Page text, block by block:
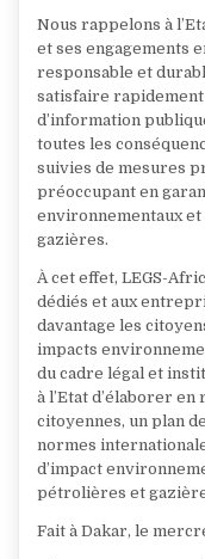
Nous rappelons à
et ses engagements
responsable et
satisfaire
d’information
toutes les
suivies de mesures
préoccupant en
environnementaux
gazières.
À cet effet, LEGS-
dédiés et aux
davantage les
impacts
du cadre légal et
à l’Etat d’élaborer
citoyennes, un plan
normes
d’impact
pétrolières et
Fait à Dakar, le